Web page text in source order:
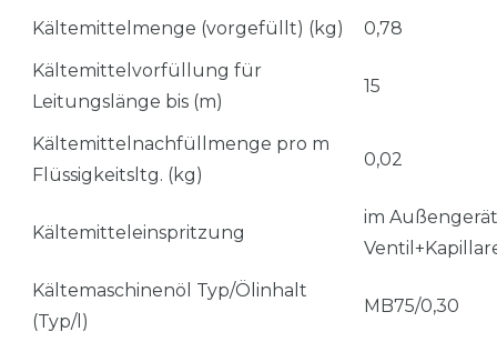
Kältemittelmenge (vorgefüllt) (kg)
0,78
Kältemittelvorfüllung für
Leitungslänge bis (m)
15
Kältemittelnachfüllmenge pro m
Flüssigkeitsltg. (kg)
0,02
Kältemitteleinspritzung
im
Kältemaschinenöl Typ/Ölinhalt
(Typ/l)
MB75/0,30